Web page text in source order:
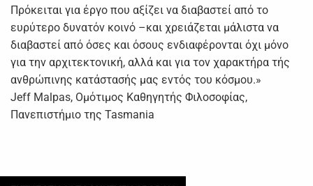
Πρόκειται για έργο που αξίζει να διαβαστεί από το
ευρύτερο δυνατόν κοινό –και χρειάζεται μάλιστα να
διαβαστεί από όσες και όσους ενδιαφέρονται όχι μόνο
για την αρχιτεκτονική, αλλά και για τον χαρακτήρα τής
ανθρώπινης κατάστασής μας εντός του κόσμου.»
Jeff Malpas, Ομότιμος Καθηγητής Φιλοσοφίας,
Πανεπιστήμιο της Tasmania